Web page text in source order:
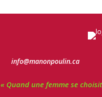
info@manonpoulin.ca
« Quand une femme se